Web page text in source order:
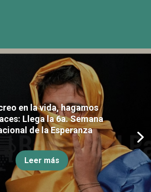
en la vida, hagamos
Llega la 6a. Semana
de la Esperanza
Leer más